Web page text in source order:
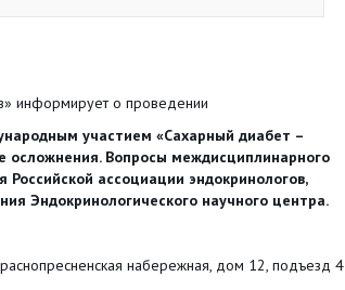
информирует о проведении
участием «Сахарный диабет –
осложнения. Вопросы междисциплинарного
ассоциации эндокринологов,
Эндокринологического научного центра.
набережная, дом 12, подъезд 4